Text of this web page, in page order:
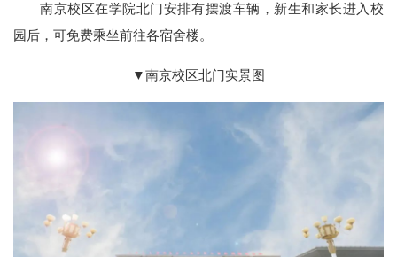
南京校区在学院北门安排有摆渡车辆，新生和家长进入校
园后，可免费乘坐前往各宿舍楼。
▼南京校区北门实景图